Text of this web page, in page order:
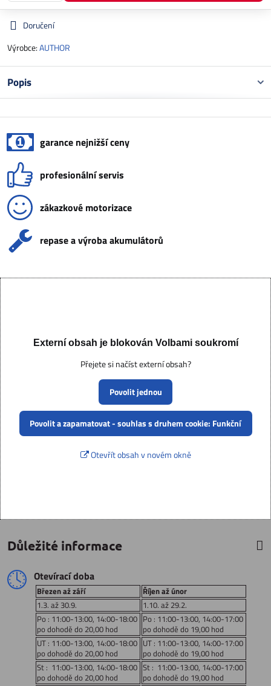
Doručení
Výrobce:AUTHOR
Popis
garance nejnižší ceny
profesionální servis
zákazkové motorizace
repase a výroba akumulátorů
Externí obsah je blokován Volbami soukromí
Přejete si načíst externí obsah?
Povolit jednou
Povolit a zapamatovat - souhlas s druhem cookie: Funkční
Otevřít obsah v novém okně
Důležité informace
Otevírací doba
Březen až září
Říjen až únor
1.3. až 30.9.
1.10. až 29.2.
Po : 11:00-13:00, 14:00-18:00
po dohodě do 20,00 hod
Po : 11:00-13:00, 14:00-17:00
po dohodě do 19,00 hod
UT : 11:00-13:00, 14:00-18:00
po dohodě do 20,00 hod
UT : 11:00-13:00, 14:00-17:00
po dohodě do 19,00 hod
St : 11:00-13:00, 14:00-18:00
po dohodě do 20,00 hod
St : 11:00-13:00, 14:00-17:00
po dohodě do 19,00 hod